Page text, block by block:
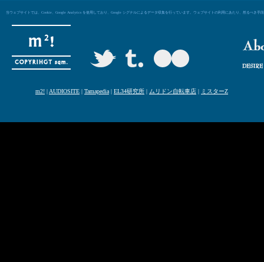
当ウェブサイトでは、Cookie、Google Analytics を使用しており、Google シグナルによるデータ収集を行っています。ウェブサイトの利用にあたり、然るべき
m2! | AUDIOSITE | Tamapedia | EL34研究所 | ムリドン自転車店 | ミスターZ